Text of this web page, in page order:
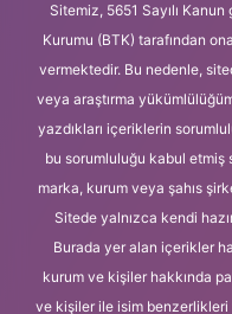
Sitemiz, 5651 Sayılı
Kurumu (BTK) tarafından
vermektedir. Bu nedenle,
veya araştırma
yazdıkları içeriklerin
bu sorumluluğu kabul etmiş
marka, kurum veya şahıs
Sitede yalnızca kendi
Burada yer alan içerikler
kurum ve kişiler hakkında
ve kişiler ile isim benzerlikleri